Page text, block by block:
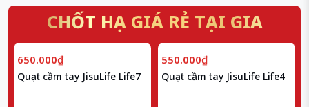
CHỐT HẠ GIÁ RẺ TẠI GIA
650.000₫
Quạt cầm tay JisuLife Life7
550.000₫
Quạt cầm tay JisuLife Life4